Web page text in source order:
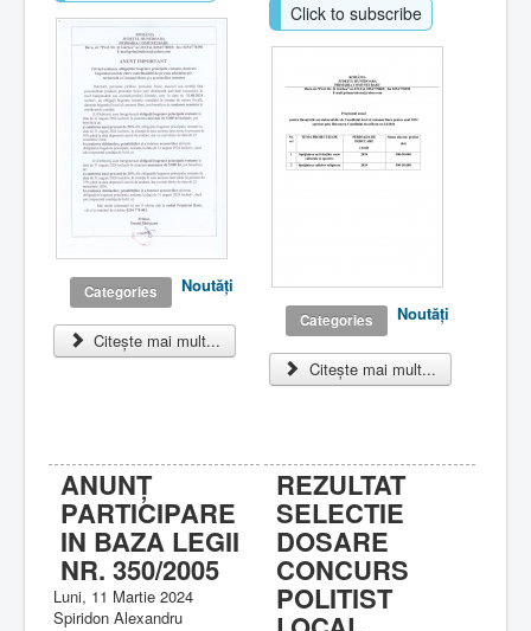
Categories Noutăţi
Citește mai mult...
Click to subscribe
Categories Noutăţi
Citește mai mult...
ANUNȚ
PARTICIPARE
IN BAZA LEGII
NR. 350/2005
Luni, 11 Martie 2024
Spiridon Alexandru
REZULTAT
SELECTIE
DOSARE
CONCURS
POLITIST